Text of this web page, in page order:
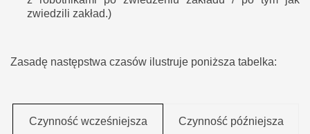
zwiedzili zakład.)
Zasadę następstwa czasów ilustruje poniższa tabelka:
Czynność wcześniejsza Czynność późniejsza